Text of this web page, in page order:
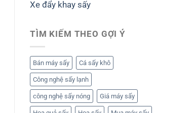
Xe đẩy khay sấy
TÌM KIẾM THEO GỢI Ý
Bán máy sấy Cá sấy khô
Công nghệ sấy lạnh
công nghệ sấy nóng Giá máy sấy